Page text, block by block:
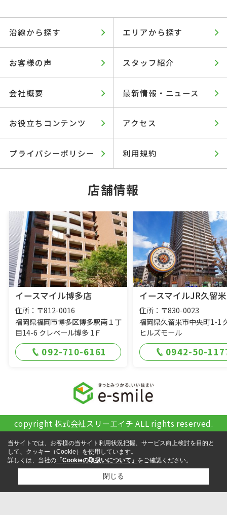
沿線から探す エリアから探す
お客様の声 スタッフ紹介
会社概要 最新情報・ニュース
お役立ちコンテンツ アクセス
プライバシーポリシー 利用規約
店舗情報
イースマイル博多店
住所：〒812-0016
福岡県福岡市博多区博多駅南１丁
目14-6 クレベール博多 1Ｆ
092-710-6161
イースマイルJR久留
住所：〒830-0023
福岡県久留米市中央町1-1
ヒルズモール
0942-50-
copyright 株式会社スリーエイチ ALL rights reserved.
当サイトでは、お客様の当サイト利用状況把握、サービス向上検討を目的と
して、クッキー（Cookie）を使用しています。
詳しくは、当社の 「Cookieの取扱いについて」 をご確認ください。
閉じる